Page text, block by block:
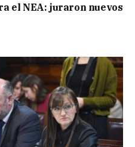
el NEA: juraron nuevos